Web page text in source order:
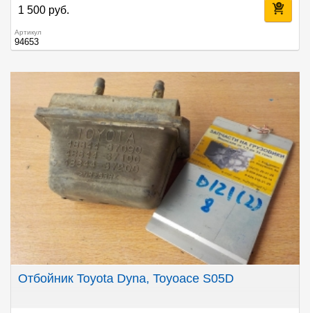
1 500 руб.
Артикул
94653
Отбойник Toyota Dyna, Toyoace S05D